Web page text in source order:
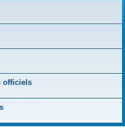
officiels